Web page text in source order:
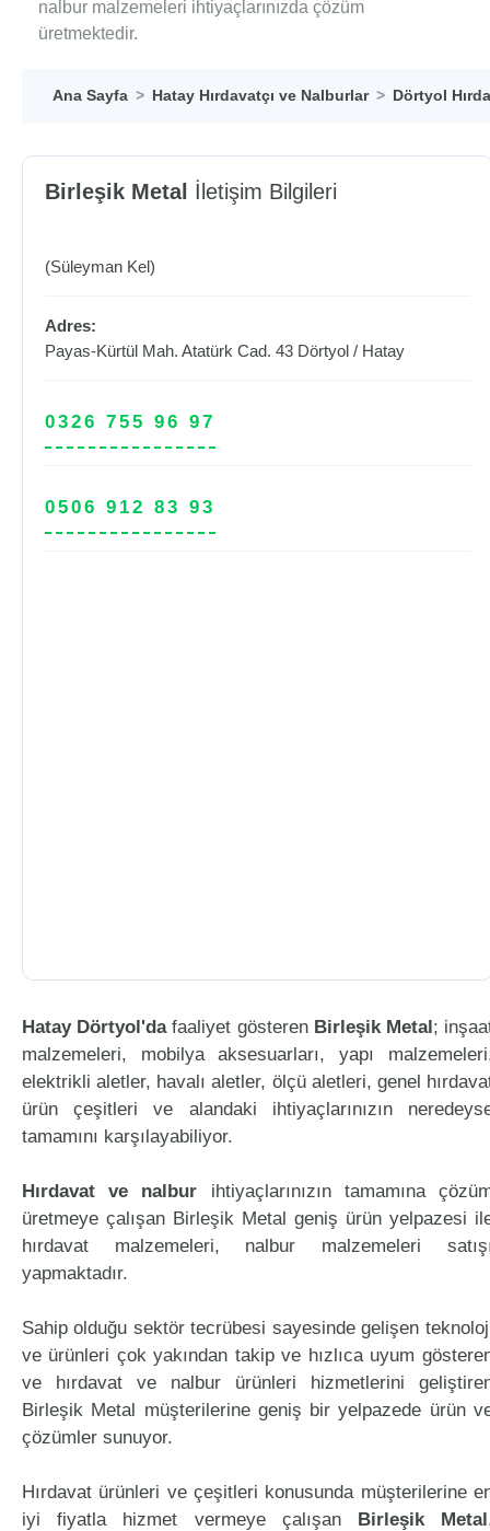
nalbur malzemeleri ihtiyaçlarınızda çözüm
üretmektedir.
Ana Sayfa Hatay Hırdavatçı ve Nalburlar Dörtyol
Birleşik Metal İletişim Bilgileri
(Süleyman Kel)
Adres:
Payas-Kürtül Mah. Atatürk Cad. 43 Dörtyol / Hatay
0326 755 96 97
0506 912 83 93
Hatay Dörtyol'dafaaliyet gösteren Birleşik Metal;
malzemeleri, mobilya aksesuarları, yapı
elektrikli aletler, havalı aletler, ölçü aletleri, genel
ürün çeşitleri ve alandaki ihtiyaçlarınızın
tamamını karşılayabiliyor.
Hırdavat ve nalbur ihtiyaçlarınızın tamamına
üretmeye çalışan Birleşik Metal geniş ürün yelpazesi
hırdavat malzemeleri, nalbur malzemeleri
yapmaktadır.
Sahip olduğu sektör tecrübesi sayesinde gelişen
ve ürünleri çok yakından takip ve hızlıca uyum
ve hırdavat ve nalbur ürünleri hizmetlerini
Birleşik Metal müşterilerine geniş bir yelpazede ürün
çözümler sunuyor.
Hırdavat ürünleri ve çeşitleri konusunda müşterilerine
iyi fiyatla hizmet vermeye çalışan Birleşik Metal